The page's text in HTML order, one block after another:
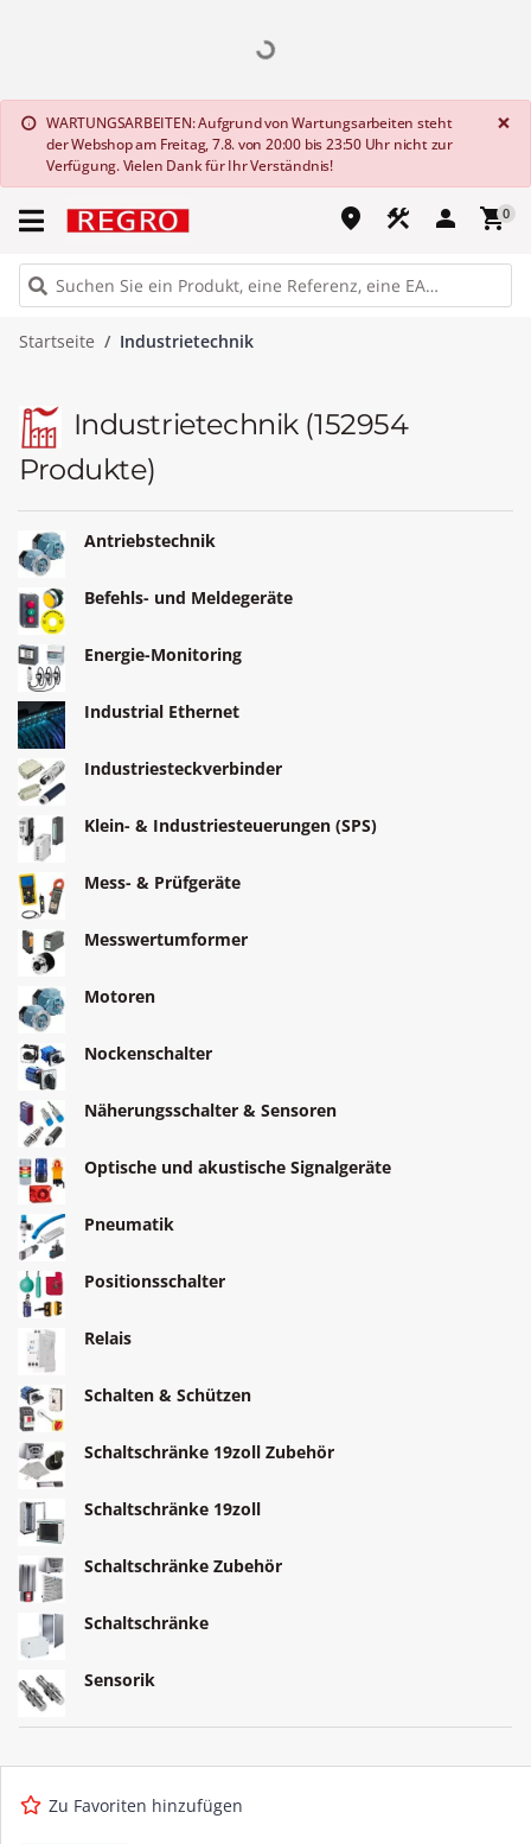
info WARTUNGSARBEITEN: Aufgrund von Wartungsarbeiten steht
der Webshop am Freitag, 7.8. von 20:00 bis 23:50 Uhr nicht zur
Verfügung. Vielen Dank für Ihr Verständnis!
×
place construction person shopping_cart0
Startseite Industrietechnik
Industrietechnik (152954
Produkte)
Antriebstechnik
Befehls- und Meldegeräte
Energie-Monitoring
Industrial Ethernet
Industriesteckverbinder
Klein- & Industriesteuerungen (SPS)
Mess- & Prüfgeräte
Messwertumformer
Motoren
Nockenschalter
Näherungsschalter & Sensoren
Optische und akustische Signalgeräte
Pneumatik
Positionsschalter
Relais
Schalten & Schützen
Schaltschränke 19zoll Zubehör
Schaltschränke 19zoll
Schaltschränke Zubehör
Schaltschränke
Sensorik
Zu Favoriten hinzufügen